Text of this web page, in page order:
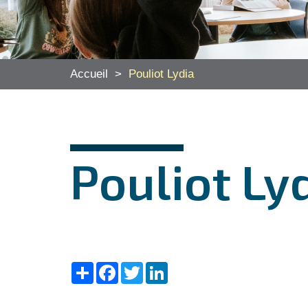
Accueil > Pouliot Lydia
Pouliot
ShareFacebook
Twitter